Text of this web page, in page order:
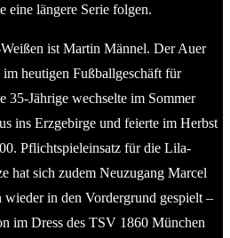
eine längere Serie folgen.
ist Martin Männel. Der Auer
heutigen Fußballgeschäft für
35-Jährige wechselte im Sommer
ins Erzgebirge und feierte im Herbst
Pflichtspieleinsatz für die Lila-
hat sich zudem Neuzugang Marcel
in den Vordergrund gespielt –
im Dress des TSV 1860 München